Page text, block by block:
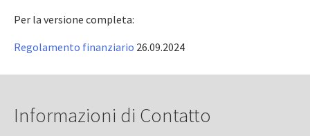
Per la versione completa:
Regolamento finanziario 26.09.2024
Informazioni di Contatto